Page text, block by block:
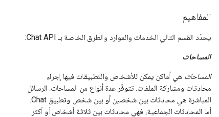
المفاهيم
يحدّد القسم التالي الخدمات والموارد والطرق الخاصة بـ Chat API:
المساحات
المساحات هي أماكن يمكن للأشخاص والتطبيقات فيها إجراء
محادثات ومشاركة الملفات. تتوفّر عدة أنواع من المساحات. الرسائل
المباشرة هي محادثات بين شخصين أو بين شخص وتطبيق Chat.
أما المحادثات الجماعية، فهي محادثات بين ثلاثة أشخاص أو أكثر